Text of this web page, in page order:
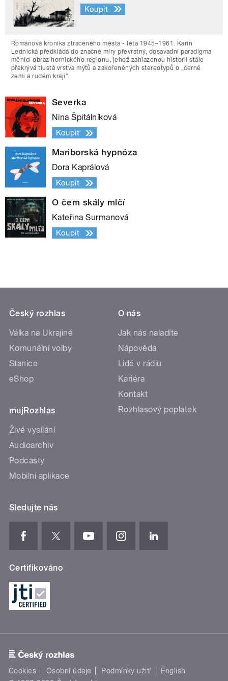
Koupit
Románová kronika ztraceného města - léta 1945–1961. Karin
Lednická předkládá do značné míry převratný, dosavadní paradigma
měnící obraz hornického regionu, jehož zahlazenou historii stále
překrývá tlustá vrstva mýtů a zakořeněných stereotypů o „černé
zemi a rudém kraji“.
Severka
Nina Špitálníková
Koupit
Mariborská hypnóza
Dora Kaprálová
Koupit
O čem skály mlčí
Kateřina Surmanová
Koupit
Český rozhlas
Válka na Ukrajině
Komunální volby
Stanice
eShop
mujRozhlas
Živé vysílání
Audioarchiv
Podcasty
Mobilní aplikace
O nás
Jak nás naladíte
Nápověda
Lidé v rádiu
Kariéra
Kontakt
Rozhlasový poplatek
Sledujte nás
Certifikováno
Cookies Osobní údaje Podmínky užití
English